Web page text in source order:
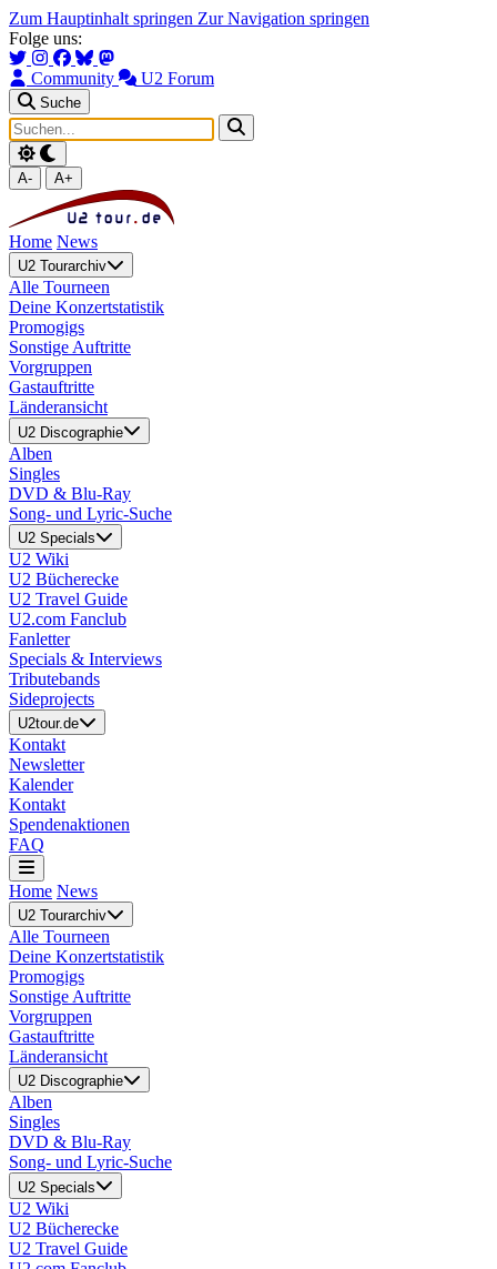
Zum Hauptinhalt springen Zur Navigation springen
Folge uns:
Community U2 Forum
Suche
A- A+
Home News
U2 Tourarchiv
Alle Tourneen
Deine Konzertstatistik
Promogigs
Sonstige Auftritte
Vorgruppen
Gastauftritte
Länderansicht
U2 Discographie
Alben
Singles
DVD & Blu-Ray
Song- und Lyric-Suche
U2 Specials
U2 Wiki
U2 Bücherecke
U2 Travel Guide
U2.com Fanclub
Fanletter
Specials & Interviews
Tributebands
Sideprojects
U2tour.de
Kontakt
Newsletter
Kalender
Kontakt
Spendenaktionen
FAQ
Home News
U2 Tourarchiv
Alle Tourneen
Deine Konzertstatistik
Promogigs
Sonstige Auftritte
Vorgruppen
Gastauftritte
Länderansicht
U2 Discographie
Alben
Singles
DVD & Blu-Ray
Song- und Lyric-Suche
U2 Specials
U2 Wiki
U2 Bücherecke
U2 Travel Guide